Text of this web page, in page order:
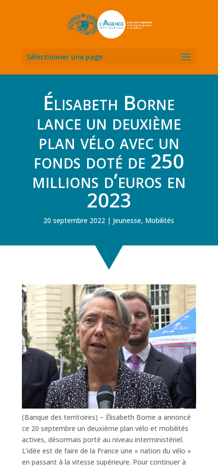
Sélectionner une page
Élisabeth Borne
lance un deuxième
plan vélo avec un
fonds doté de 250
millions d’euros en
2023
20 septembre 2022 Jeunesse, Mobilités
(Banque des territoires) – Élisabeth Borne a annoncé
ce 20 septembre un deuxième plan vélo et mobilités
actives, désormais porté au niveau interministériel.
L’idée est de faire de la France une « nation du vélo »
en passant à la vitesse supérieure. Pour continuer à